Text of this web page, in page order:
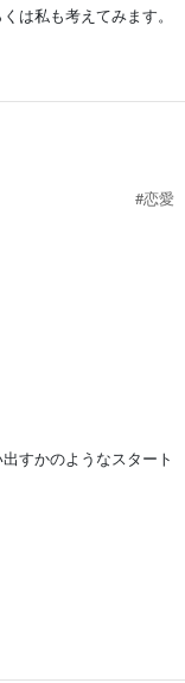
は私も考えてみます。
#恋愛
すかのようなスタート